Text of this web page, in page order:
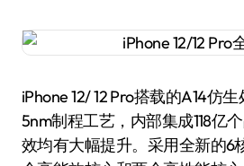
iPhone 12/ 12 Pro搭载的A14仿
5nm制程工艺，内部集成118亿
效均有大幅提升。采用全新的6